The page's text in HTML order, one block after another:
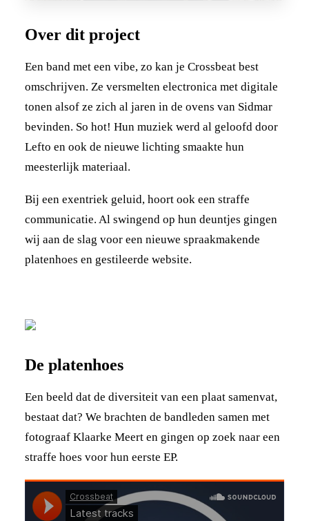
Over dit project
Een band met een vibe, zo kan je Crossbeat best
omschrijven. Ze versmelten electronica met digitale
tonen alsof ze zich al jaren in de ovens van Sidmar
bevinden. So hot! Hun muziek werd al geloofd door
Lefto en ook de nieuwe lichting smaakte hun
meesterlijk materiaal.
Bij een exentriek geluid, hoort ook een straffe
communicatie. Al swingend op hun deuntjes gingen
wij aan de slag voor een nieuwe spraakmakende
platenhoes en gestileerde website.
De platenhoes
Een beeld dat de diversiteit van een plaat samenvat,
bestaat dat? We brachten de bandleden samen met
fotograaf Klaarke Meert en gingen op zoek naar een
straffe hoes voor hun eerste EP.